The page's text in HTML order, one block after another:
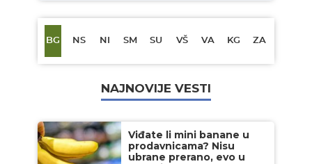
BG NS NI SM SU VŠ VA KG ZA
NAJNOVIJE VESTI
Viđate li mini banane u
prodavnicama? Nisu
ubrane prerano, evo u